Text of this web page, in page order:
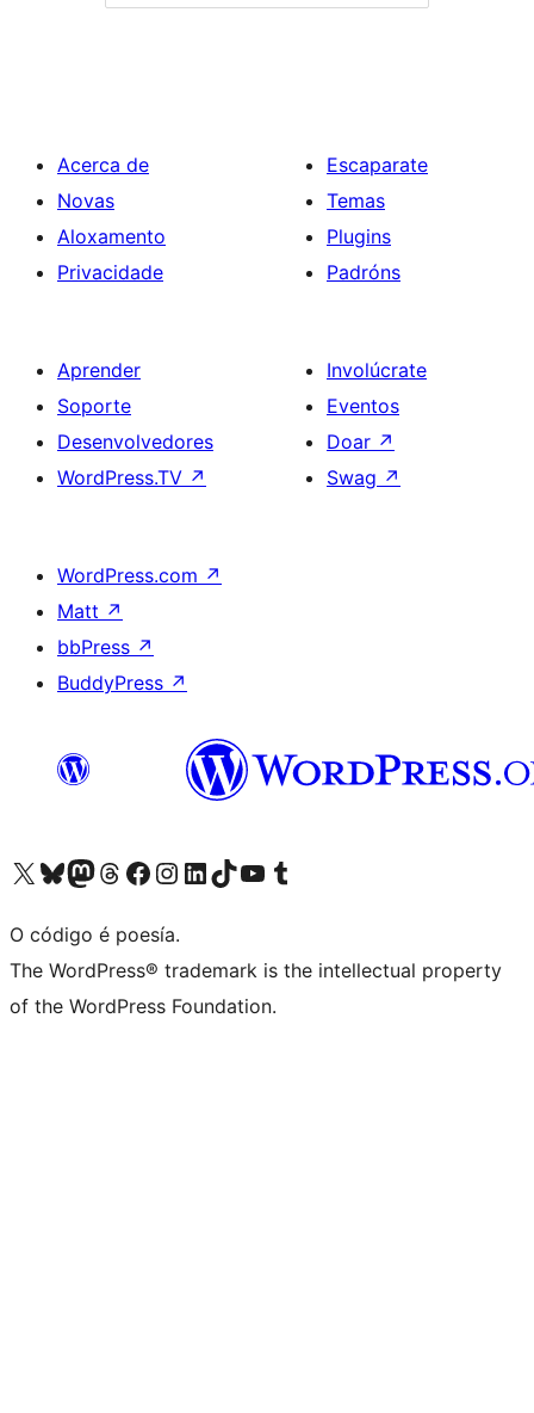
Acerca de
Novas
Aloxamento
Privacidade
Escaparate
Temas
Plugins
Padróns
Aprender
Soporte
Desenvolvedores
WordPress.TV ↗
Involúcrate
Eventos
Doar ↗
Swag ↗
WordPress.com ↗
Matt ↗
bbPress ↗
BuddyPress ↗
Visita la cuenta de X (anteriormente Twitter)
Visita a nosa conta de Bluesky
Visita a nosa conta de Mastodon
Visita a nosa conta de Threads
Visita a nosa páxina de Facebook
Visita a nosa conta de Instagram
Visita a nosa conta de LinkedIn
Visita a nosa conta de TikTok
Visita a nosa canle de YouTube
Visita a nosa conta de Tumblr
O código é poesía.
The WordPress® trademark is the intellectual property
of the WordPress Foundation.